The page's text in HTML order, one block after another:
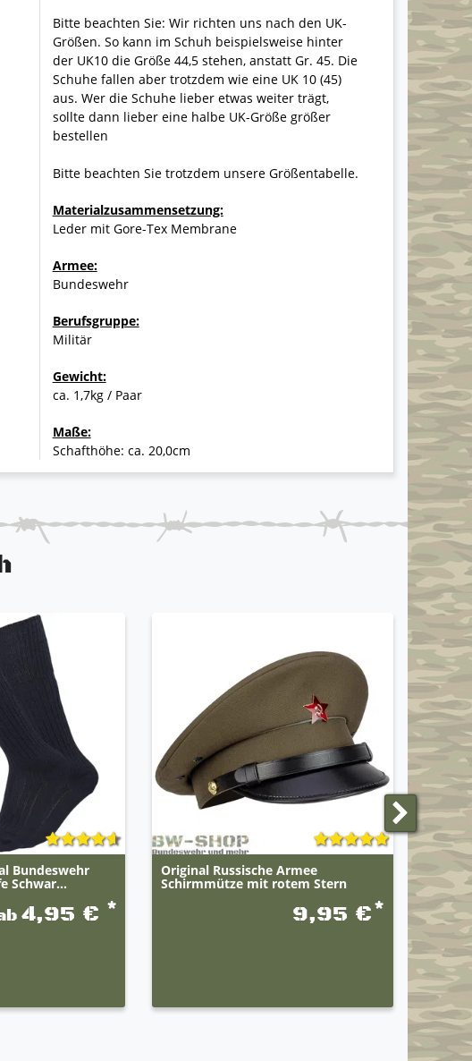
Bitte beachten Sie: Wir richten uns nach den UK-
Größen. So kann im Schuh beispielsweise hinter
der UK10 die Größe 44,5 stehen, anstatt Gr. 45. Die
Schuhe fallen aber trotzdem wie eine UK 10 (45)
aus. Wer die Schuhe lieber etwas weiter trägt,
sollte dann lieber eine halbe UK-Größe größer
bestellen
Bitte beachten Sie trotzdem unsere Größentabelle.
Materialzusammensetzung:
Leder mit Gore-Tex Membrane
Armee:
Bundeswehr
Berufsgruppe:
Militär
Gewicht:
ca. 1,7kg / Paar
Maße:
Schafthöhe: ca. 20,0cm
Bundeswehr
Schwar...
4,95 € *
Original Russische Armee
Schirmmütze mit rotem Stern
9,95 €*
10-